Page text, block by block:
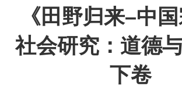
《田野归来–中
社会研究：道德与
下卷